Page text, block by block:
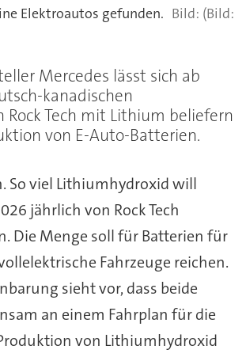
Elektroautos gefunden.
(Bild:
Mercedes lässt sich ab
kanadischen
Tech mit Lithium beliefern
von E-Auto-Batterien.
So viel Lithiumhydroxid will
jährlich von Rock Tech
Die Menge soll für Batterien für
Fahrzeuge reichen.
sieht vor, dass beide
an einem Fahrplan für die
von Lithiumhydroxid